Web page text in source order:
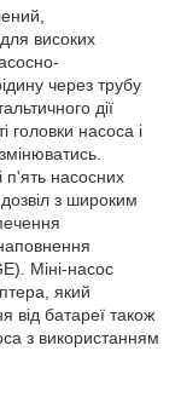
високих
через трубу
дії
головки насоса і
п'ять насосних
дозвіл з широким
Міні-насос
який
від батареї також
з використанням